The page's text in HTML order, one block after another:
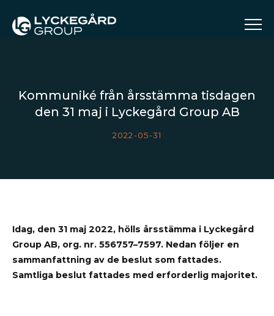
Kommuniké från årsstämma tisdagen
den 31 maj i Lyckegård Group AB
2022-05-31
Idag, den 31 maj 2022, hölls årsstämma i Lyckegård
Group AB, org. nr. 556757–7597. Nedan följer en
sammanfattning av de beslut som fattades.
Samtliga beslut fattades med erforderlig majoritet.